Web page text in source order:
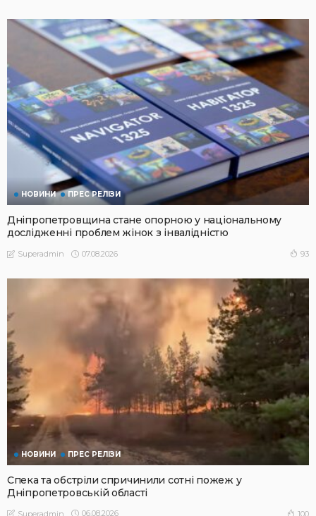
НОВИНИ ПРЕС РЕЛІЗИ
Дніпропетровщина стане опорною у національному
дослідженні проблем жінок з інвалідністю
Superadmin 07.08.2026 93
НОВИНИ ПРЕС РЕЛІЗИ
Спека та обстріли спричинили сотні пожеж у
Дніпропетровській області
Superadmin 06.08.2026 100